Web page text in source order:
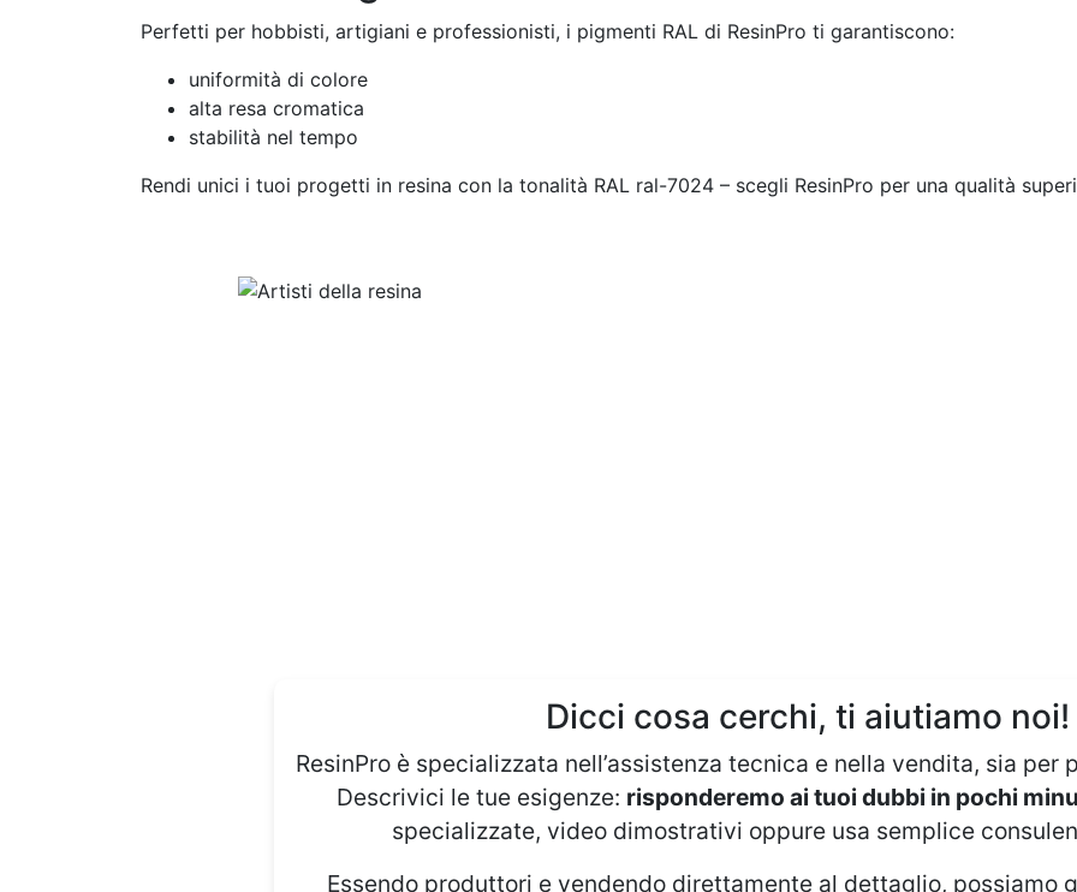
Perfetti per hobbisti, artigiani e professionisti, i pigmenti RAL di ResinPro ti garantiscono:
uniformità di colore
alta resa cromatica
stabilità nel tempo
Rendi unici i tuoi progetti in resina con la tonalità RAL ral-7024 – scegli ResinPro per una qualità
Dicci cosa cerchi, ti aiutiamo noi!
ResinPro è specializzata nell’assistenza tecnica e nella vendita, sia per
Descrivici le tue esigenze: risponderemo ai tuoi dubbi in pochi
specializzate, video dimostrativi oppure usa semplice
Essendo produttori e vendendo direttamente al dettaglio, possiamo